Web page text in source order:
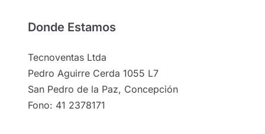
Donde Estamos
Tecnoventas Ltda
Pedro Aguirre Cerda 1055 L7
San Pedro de la Paz, Concepción
Fono: 41 2378171